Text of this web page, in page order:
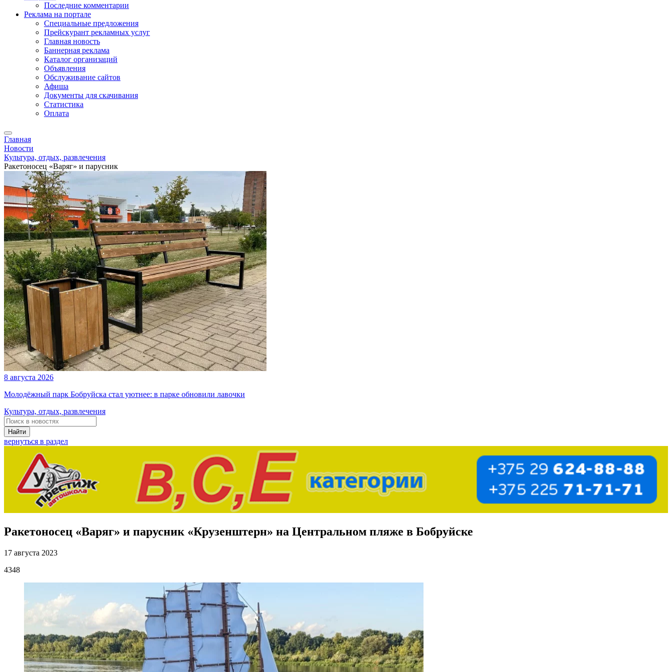
Последние комментарии
Реклама на портале
Специальные предложения
Прейскурант рекламных услуг
Главная новость
Баннерная реклама
Каталог организаций
Объявления
Обслуживание сайтов
Афиша
Документы для скачивания
Статистика
Оплата
Главная
Новости
Культура, отдых, развлечения
Ракетоносец «Варяг» и парусник
8 августа 2026
Молодёжный парк Бобруйска стал уютнее: в парке обновили лавочки
Культура, отдых, развлечения
Найти
вернуться в раздел
Ракетоносец «Варяг» и парусник «Крузенштерн» на Центральном пляже в Бобруйске
17 августа 2023
4348